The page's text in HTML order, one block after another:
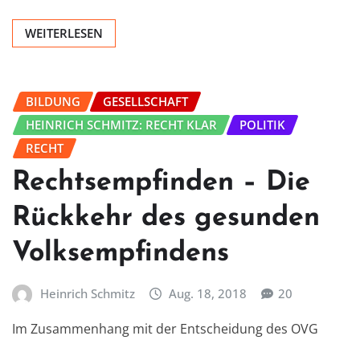
WEITERLESEN
BILDUNG
GESELLSCHAFT
HEINRICH SCHMITZ: RECHT KLAR
POLITIK
RECHT
Rechtsempfinden – Die
Rückkehr des gesunden
Volksempfindens
Heinrich Schmitz Aug. 18, 2018 20
Im Zusammenhang mit der Entscheidung des OVG